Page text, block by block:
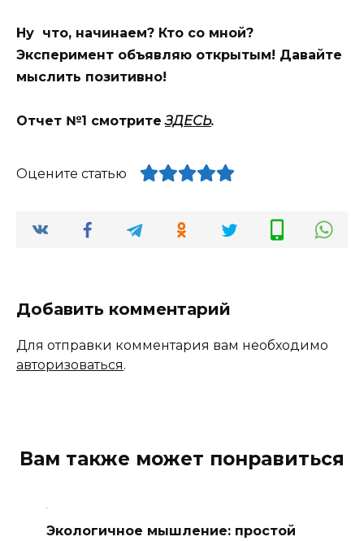
Ну что, начинаем? Кто со мной?
Эксперимент объявляю открытым! Давайте
мыслить позитивно!
Отчет №1 смотрите ЗДЕСЬ.
Оцените статью
Добавить комментарий
Для отправки комментария вам необходимо
авторизоваться.
Вам также может понравиться
Экологичное мышление: простой